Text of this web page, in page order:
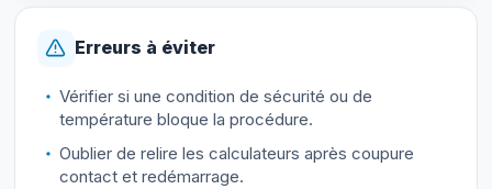
Erreurs à éviter
Vérifier si une condition de sécurité ou de
température bloque la procédure.
Oublier de relire les calculateurs après coupure
contact et redémarrage.